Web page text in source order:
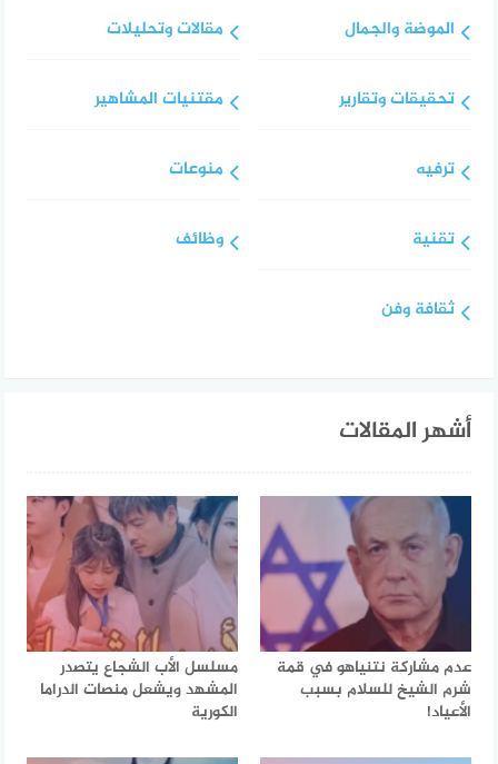
الموضة والجمال
تحقيقات وتقارير
ترفيه
تقنية
ثقافة وفن
مقالات وتحليلات
مقتنيات المشاهير
منوعات
وظائف
أشهر المقالات
عدم مشاركة نتنياهو في قمة
شرم الشيخ للسلام بسبب
الأعياد!
مسلسل الأب الشجاع يتصدر
المشهد ويشعل منصات الدراما
الكورية